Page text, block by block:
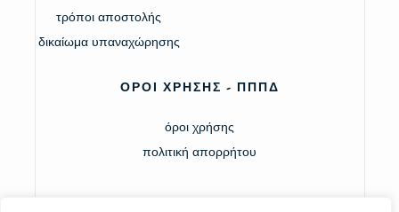
τρόποι αποστολής
δικαίωμα υπαναχώρησης
ΟΡΟΙ ΧΡΗΣΗΣ - ΠΠΠΔ
όροι χρήσης
πολιτική απορρήτου